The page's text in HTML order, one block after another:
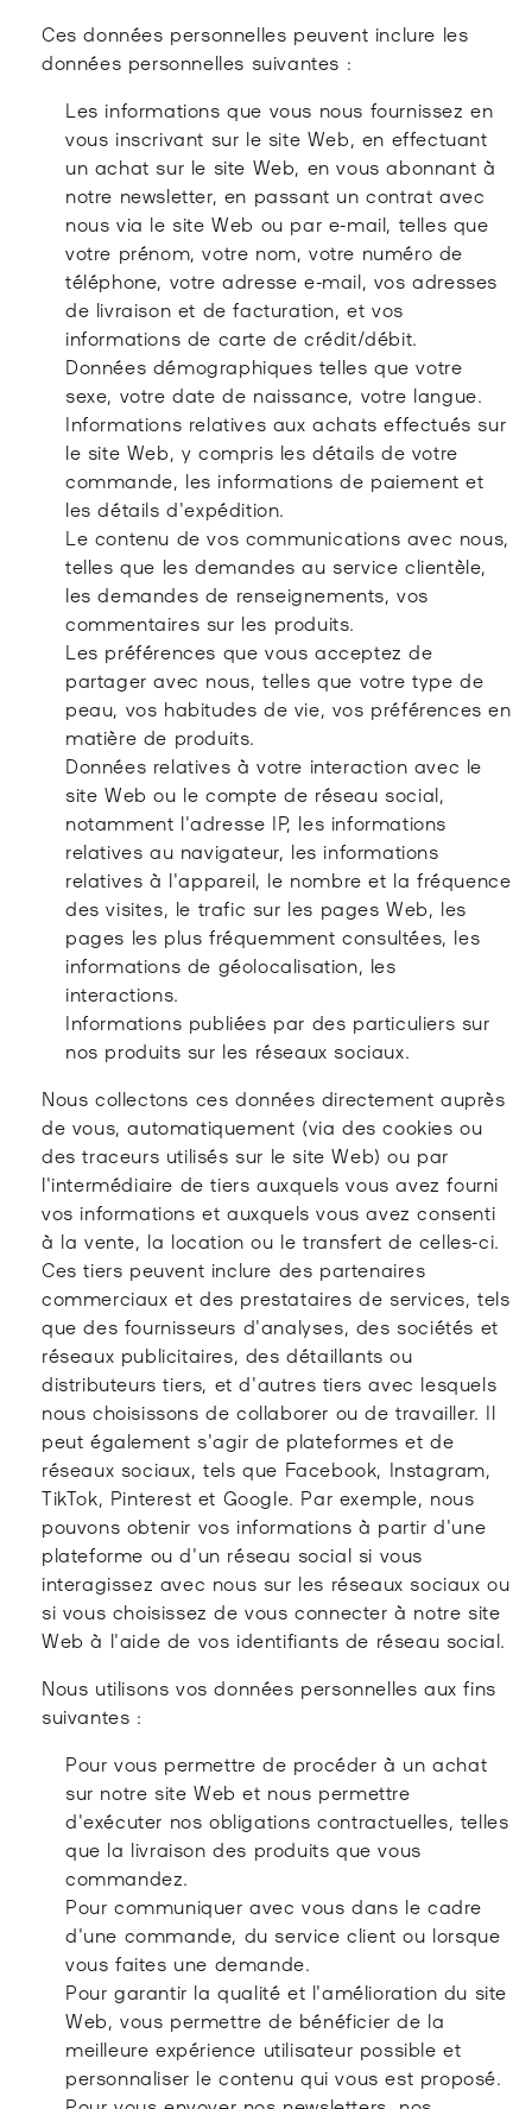
Ces données personnelles peuvent inclure les
données personnelles suivantes :
Les informations que vous nous fournissez en
vous inscrivant sur le site Web, en effectuant
un achat sur le site Web, en vous abonnant à
notre newsletter, en passant un contrat avec
nous via le site Web ou par e-mail, telles que
votre prénom, votre nom, votre numéro de
téléphone, votre adresse e-mail, vos adresses
de livraison et de facturation, et vos
informations de carte de crédit/débit.
Données démographiques telles que votre
sexe, votre date de naissance, votre langue.
Informations relatives aux achats effectués sur
le site Web, y compris les détails de votre
commande, les informations de paiement et
les détails d'expédition.
Le contenu de vos communications avec nous,
telles que les demandes au service clientèle,
les demandes de renseignements, vos
commentaires sur les produits.
Les préférences que vous acceptez de
partager avec nous, telles que votre type de
peau, vos habitudes de vie, vos préférences en
matière de produits.
Données relatives à votre interaction avec le
site Web ou le compte de réseau social,
notamment l'adresse IP, les informations
relatives au navigateur, les informations
relatives à l'appareil, le nombre et la fréquence
des visites, le trafic sur les pages Web, les
pages les plus fréquemment consultées, les
informations de géolocalisation, les
interactions.
Informations publiées par des particuliers sur
nos produits sur les réseaux sociaux.
Nous collectons ces données directement auprès
de vous, automatiquement (via des cookies ou
des traceurs utilisés sur le site Web) ou par
l'intermédiaire de tiers auxquels vous avez fourni
vos informations et auxquels vous avez consenti
à la vente, la location ou le transfert de celles-ci.
Ces tiers peuvent inclure des partenaires
commerciaux et des prestataires de services, tels
que des fournisseurs d'analyses, des sociétés et
réseaux publicitaires, des détaillants ou
distributeurs tiers, et d'autres tiers avec lesquels
nous choisissons de collaborer ou de travailler. Il
peut également s'agir de plateformes et de
réseaux sociaux, tels que Facebook, Instagram,
TikTok, Pinterest et Google. Par exemple, nous
pouvons obtenir vos informations à partir d'une
plateforme ou d'un réseau social si vous
interagissez avec nous sur les réseaux sociaux ou
si vous choisissez de vous connecter à notre site
Web à l'aide de vos identifiants de réseau social.
Nous utilisons vos données personnelles aux fins
suivantes :
Pour vous permettre de procéder à un achat
sur notre site Web et nous permettre
d'exécuter nos obligations contractuelles, telles
que la livraison des produits que vous
commandez.
Pour communiquer avec vous dans le cadre
d'une commande, du service client ou lorsque
vous faites une demande.
Pour garantir la qualité et l'amélioration du site
Web, vous permettre de bénéficier de la
meilleure expérience utilisateur possible et
personnaliser le contenu qui vous est proposé.